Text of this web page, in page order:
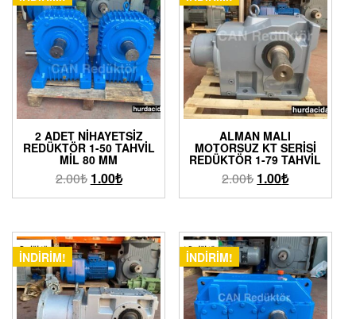
2 ADET NIHAYETSIZ
REDÜKTÖR 1-50 TAHVIL
MIL 80 MM
2.00₺ 1.00₺
ALMAN MALI
MOTORSUZ KT SERISI
REDÜKTÖR 1-79 TAHVIL
2.00₺ 1.00₺
İNDIRIM! İNDIRIM!